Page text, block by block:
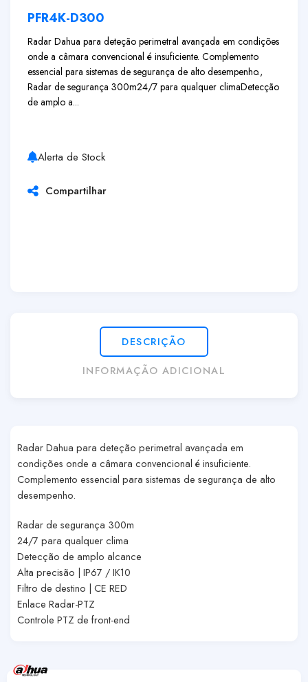
PFR4K-D300
Radar Dahua para deteção perimetral avançada em condições
onde a câmara convencional é insuficiente. Complemento
essencial para sistemas de segurança de alto desempenho.,
Radar de segurança 300m24/7 para qualquer climaDetecção
de amplo a...
Alerta de Stock
Compartilhar
DESCRIÇÃO
INFORMAÇÃO ADICIONAL
Radar Dahua para deteção perimetral avançada em
condições onde a câmara convencional é insuficiente.
Complemento essencial para sistemas de segurança de alto
desempenho.
Radar de segurança 300m
24/7 para qualquer clima
Detecção de amplo alcance
Alta precisão | IP67 / IK10
Filtro de destino | CE RED
Enlace Radar-PTZ
Controle PTZ de front-end